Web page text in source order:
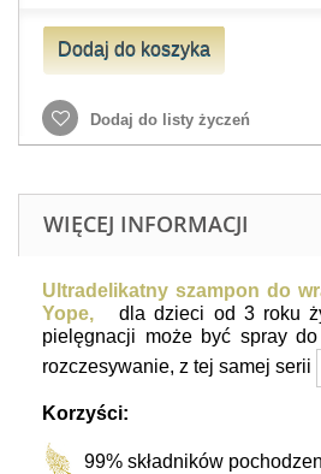
Dodaj do koszyka
Dodaj do listy życzeń
WIĘCEJ INFORMACJI
Ultradelikatny szampon do
Yope, dla dzieci od 3 roku
pielęgnacji może być spray do
rozczesywanie, z tej samej serii
Korzyści:
99% składników